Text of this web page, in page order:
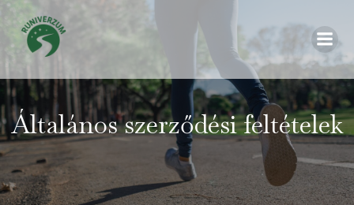
Általános szerződési feltételek